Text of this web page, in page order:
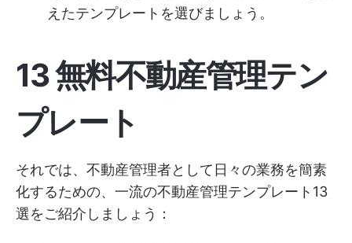
えたテンプレートを選びましょう。
13 無料不動産管理テン
プレート
それでは、不動産管理者として日々の業務を簡素
化するための、一流の不動産管理テンプレート13
選をご紹介しましょう：